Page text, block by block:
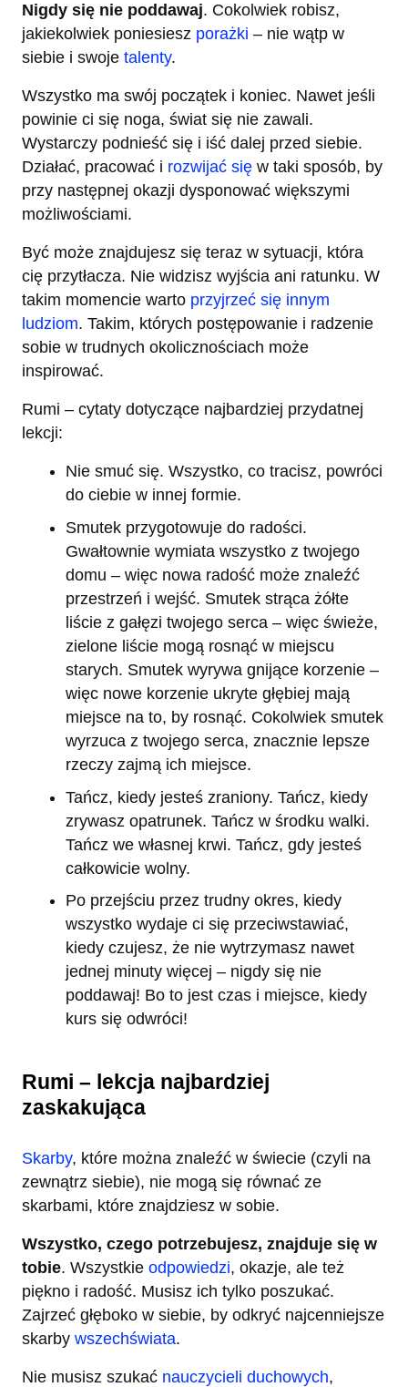
Nigdy się nie poddawaj. Cokolwiek robisz,
jakiekolwiek poniesiesz porażki – nie wątp w
siebie i swoje talenty.
Wszystko ma swój początek i koniec. Nawet jeśli
powinie ci się noga, świat się nie zawali.
Wystarczy podnieść się i iść dalej przed siebie.
Działać, pracować i rozwijać się w taki sposób, by
przy następnej okazji dysponować większymi
możliwościami.
Być może znajdujesz się teraz w sytuacji, która
cię przytłacza. Nie widzisz wyjścia ani ratunku. W
takim momencie warto przyjrzeć się innym
ludziom. Takim, których postępowanie i radzenie
sobie w trudnych okolicznościach może
inspirować.
Rumi – cytaty dotyczące najbardziej przydatnej
lekcji:
Nie smuć się. Wszystko, co tracisz, powróci
do ciebie w innej formie.
Smutek przygotowuje do radości.
Gwałtownie wymiata wszystko z twojego
domu – więc nowa radość może znaleźć
przestrzeń i wejść. Smutek strąca żółte
liście z gałęzi twojego serca – więc świeże,
zielone liście mogą rosnąć w miejscu
starych. Smutek wyrywa gnijące korzenie –
więc nowe korzenie ukryte głębiej mają
miejsce na to, by rosnąć. Cokolwiek smutek
wyrzuca z twojego serca, znacznie lepsze
rzeczy zajmą ich miejsce.
Tańcz, kiedy jesteś zraniony. Tańcz, kiedy
zrywasz opatrunek. Tańcz w środku walki.
Tańcz we własnej krwi. Tańcz, gdy jesteś
całkowicie wolny.
Po przejściu przez trudny okres, kiedy
wszystko wydaje ci się przeciwstawiać,
kiedy czujesz, że nie wytrzymasz nawet
jednej minuty więcej – nigdy się nie
poddawaj! Bo to jest czas i miejsce, kiedy
kurs się odwróci!
Rumi – lekcja najbardziej
zaskakująca
Skarby, które można znaleźć w świecie (czyli na
zewnątrz siebie), nie mogą się równać ze
skarbami, które znajdziesz w sobie.
Wszystko, czego potrzebujesz, znajduje się w
tobie. Wszystkie odpowiedzi, okazje, ale też
piękno i radość. Musisz ich tylko poszukać.
Zajrzeć głęboko w siebie, by odkryć najcenniejsze
skarby wszechświata.
Nie musisz szukać nauczycieli duchowych,